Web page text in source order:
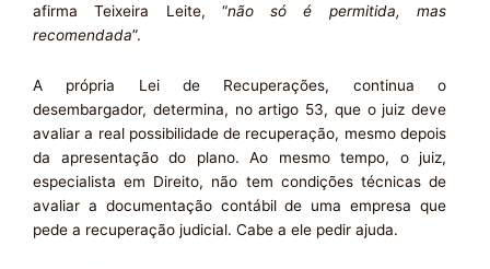
afirma Teixeira Leite, “não só é permitida, mas
recomendada”.
A própria Lei de Recuperações, continua o
desembargador, determina, no artigo 53, que o juiz deve
avaliar a real possibilidade de recuperação, mesmo depois
da apresentação do plano. Ao mesmo tempo, o juiz,
especialista em Direito, não tem condições técnicas de
avaliar a documentação contábil de uma empresa que
pede a recuperação judicial. Cabe a ele pedir ajuda.